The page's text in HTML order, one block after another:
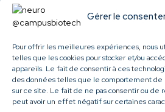
Gérer le
Pour offrir les meilleures expériences, nous
telles que les cookies pour stocker et/ou
appareils. Le fait de consentir à ces
des données telles que le comportement de
sur ce site. Le fait de ne pas consentir ou de
peut avoir un effet négatif sur certaines
(VRD)
La Plateforme de Neurosciences
La Plateforme M-EEG et Neuromod
Biotech
Clinique ambulatoire de santé
HUG
Genome Center